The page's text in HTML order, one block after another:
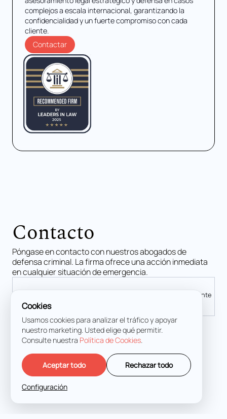
complejos a escala internacional, garantizando la
confidencialidad y un fuerte compromiso con cada
cliente.
Contactar
Contacto
Póngase en contacto con nuestros abogados de
defensa criminal. La firma ofrece una acción inmediata
en cualquier situación de emergencia.
Alicante
Calle de Lagasca, 70, 4D, Salamanca, 28001 Madrid
+34 91 949 38 07
+34 663 967 354 (Urgencias 24/7)
info@fukurolegal.com
Cookies
Usamos cookies para analizar el tráfico y apoyar
nuestro marketing. Usted elige qué permitir.
Consulte nuestra Política de Cookies.
Aceptar todo Rechazar todo
Configuración